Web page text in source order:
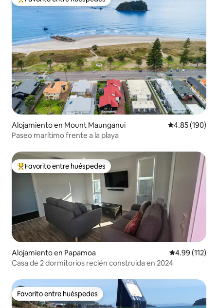
Favorito entre huéspedes preferido
Alojamiento en Mount Maunganui Calificación
4.85 (190)
Paseo marítimo frente a la playa
Favorito entre huéspedes preferido
Favorito entre huéspedes
Alojamiento en Papamoa Calificación
4.99 (112)
Casa de 2 dormitorios recién construida en 2024
Favorito entre huéspedes
Favorito entre huéspedes